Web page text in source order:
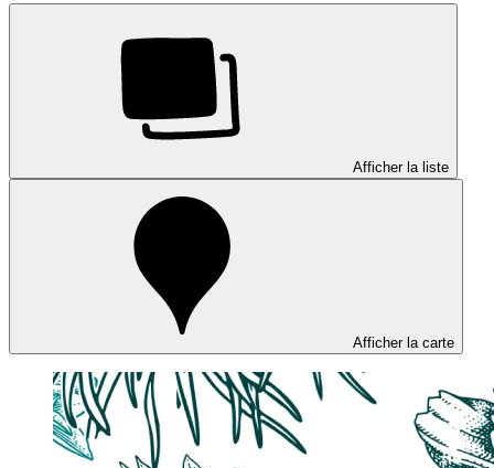
Afficher la liste
Afficher la carte